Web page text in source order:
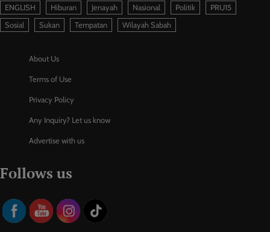
ENGLISH
Hiburan Jenayah Nasional Politik
PRU15
Sosial
Sukan Tempatan Wilayah Sabah
About Us
Terms of Use
Privacy Policy
Any Inquiry? Let us know
Advertise with us
Follows us